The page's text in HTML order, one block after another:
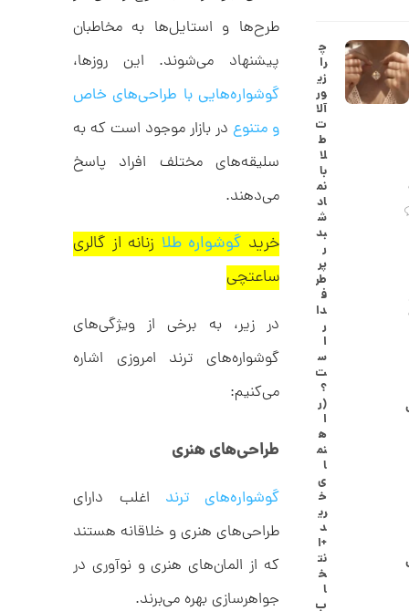
طرح‌ها و استایل‌ها به مخاطبان
پیشنهاد می‌شوند. این روزها،
گوشواره‌هایی با طراحی‌های خاص
و متنوع در بازار موجود است که به
سلیقه‌های مختلف افراد پاسخ
می‌دهند.
خرید گوشواره طلا زنانه از گالری
ساعتچی
در زیر، به برخی از ویژگی‌های
گوشواره‌های ترند امروزی اشاره
می‌کنیم:
طراحی‌های هنری
گوشواره‌های ترند اغلب دارای
طراحی‌های هنری و خلاقانه هستند
که از المان‌های هنری و نوآوری در
جواهرسازی بهره می‌برند.
چ
را
زی
ور
آلا
ت
ط
لا
با
نم
اد
ش
بد
ر
پر
طر
ف
دا
ر
ا
س
ت
؟
(ر
ا
ه
نم
ا
ی
خ
ری
د
+ا
نت
خ
ا
ب
ا
ل
ک
د
C
R
8
9
0
و
م
ا
ن
ا
ن
ش
ت
ر
ط
ز
ک
ا
ل
ک
ش
ی
ن
ی
م
ا
ل
ر
2
6
0
6
7
,
0
0
0
ت
و
م